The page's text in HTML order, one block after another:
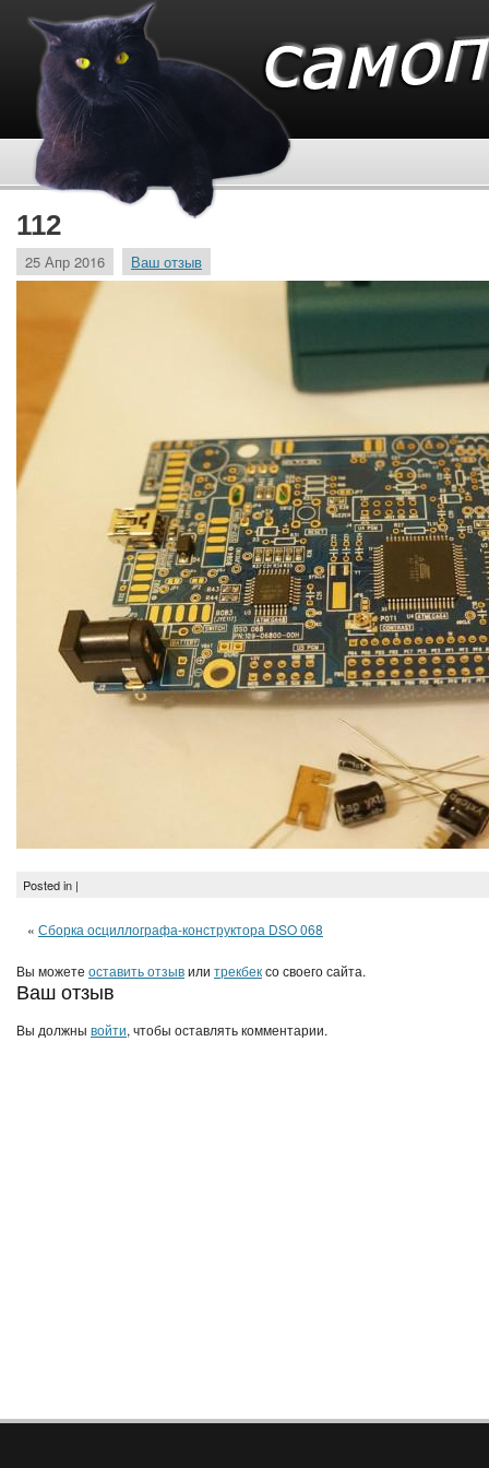
112
25 Апр 2016 Ваш отзыв
Posted in |
« Сборка осциллографа-конструктора DSO 068
Вы можете оставить отзывили трекбексо своего сайта.
Ваш отзыв
Вы должны войти, чтобы оставлять комментарии.